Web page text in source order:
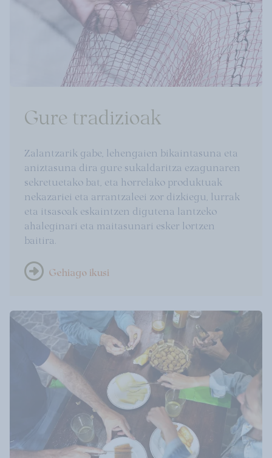
Gure tradizioak
Zalantzarik gabe, lehengaien bikaintasuna eta
aniztasuna dira gure sukaldaritza ezagunaren
sekretuetako bat, eta horrelako produktuak
nekazariei eta arrantzaleei zor dizkiegu, lurrak
eta itsasoak eskaintzen digutena lantzeko
ahaleginari eta maitasunari esker lortzen
baitira.
Gehiago ikusi